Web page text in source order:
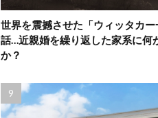
世界を震撼させた「ウィッタカ
話…近親婚を繰り返した家系に何
か？